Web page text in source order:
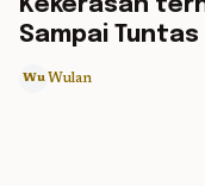
Kekerasan
Sampai
Wu Wulan